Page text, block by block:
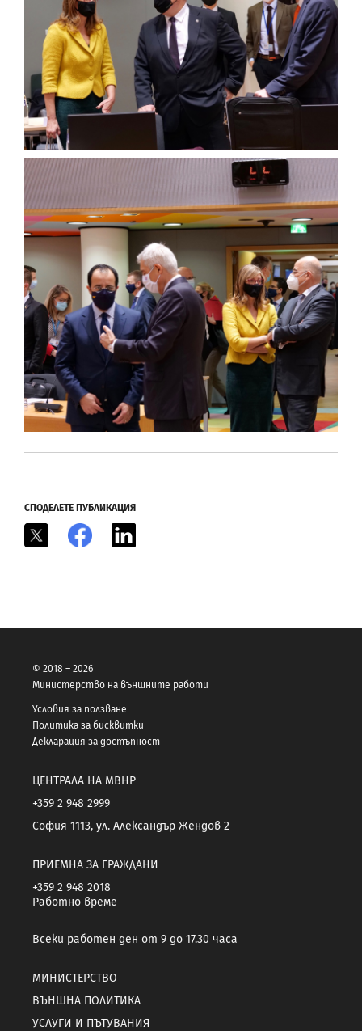
СПОДЕЛЕТЕ ПУБЛИКАЦИЯ
Facebook
© 2018 – 2026
Министерство на външните работи
Условия за ползване
Политика за бисквитки
Декларация за достъпност
ЦЕНТРАЛА НА МВНР
+359 2 948 2999
София 1113, ул. Александър Жендов 2
ПРИЕМНА ЗА ГРАЖДАНИ
+359 2 948 2018
Работно време
Всеки работен ден от 9 до 17.30 часа
МИНИСТЕРСТВО
ВЪНШНА ПОЛИТИКА
УСЛУГИ И ПЪТУВАНИЯ